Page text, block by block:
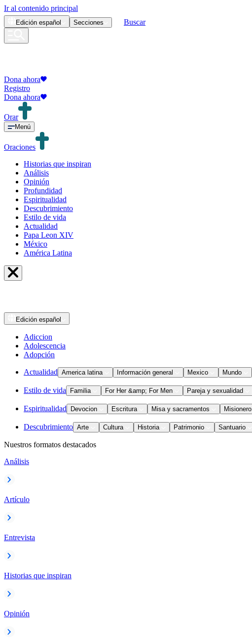
Ir al contenido principal
Edición español Secciones Buscar
Dona ahora
Registro
Dona ahora
Orar
Menú
Oraciones
Historias que inspiran
Análisis
Opinión
Profundidad
Espiritualidad
Descubrimiento
Estilo de vida
Actualidad
Papa Leon XIV
México
América Latina
Edición español
Adiccion
Adolescencia
Adopción
Actualidad America latina Información general Mexico Mundo
Estilo de vida Familia For Her &amp; For Men Pareja y sexualidad
Espiritualidad Devocion Escritura Misa y sacramentos Misionero
Descubrimiento Arte Cultura Historia Patrimonio Santuario
Nuestros formatos destacados
Análisis
Artículo
Entrevista
Historias que inspiran
Opinión